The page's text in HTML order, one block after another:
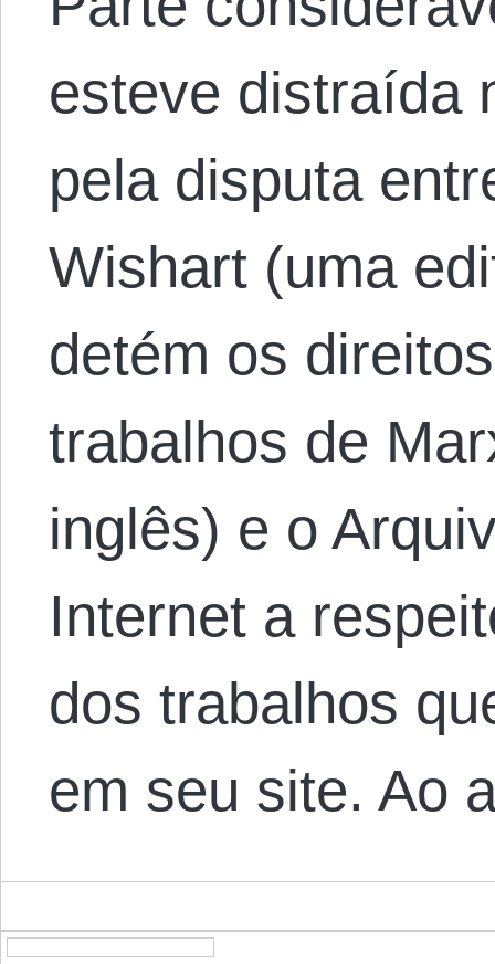
esteve distraída
pela disputa
Wishart (uma
detém os
trabalhos de
inglês) e o
Internet a
dos trabalhos
em seu site. Ao